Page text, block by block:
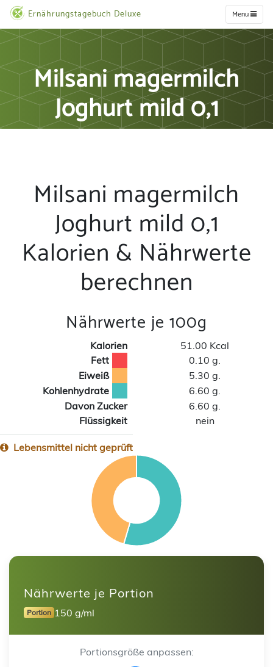
Ernährungstagebuch Deluxe Menu
Milsani magermilch
Joghurt mild 0,1
Milsani magermilch
Joghurt mild 0,1
Kalorien & Nährwerte
berechnen
Nährwerte je 100g
Kalorien
51.00 Kcal
Fett
0.10 g.
Eiweiß
5.30 g.
Kohlenhydrate
6.60 g.
Davon Zucker
6.60 g.
Flüssigkeit
nein
Lebensmittel nicht geprüft
Nährwerte je Portion
Portion 150 g/ml
Portionsgröße anpassen: